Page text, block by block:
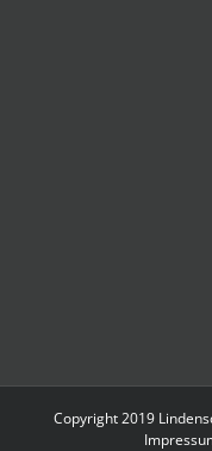
Copyright 2019